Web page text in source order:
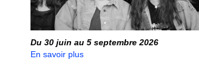
Du 30 juin au 5 septembre 2026
En savoir plus